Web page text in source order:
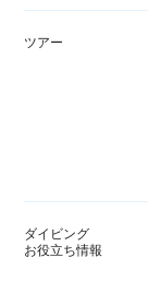
ツアー
ダイビング
お役立ち情報